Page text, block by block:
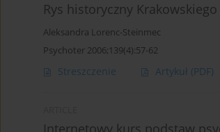
Rys historyczny
Aleksandra Lorenc-Steinmec
Psychoter 2006;139(4):57-62
Streszczenie Artykuł (PDF)